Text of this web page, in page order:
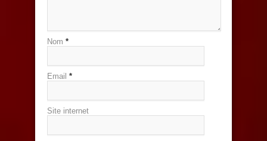
Nom *
Email *
Site internet